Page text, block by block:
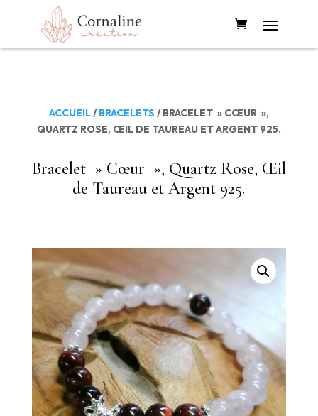
ACCUEIL/ BRACELETS / BRACELET » CŒUR »,
QUARTZ ROSE, ŒIL DE TAUREAU ET ARGENT 925.
Bracelet » Cœur », Quartz Rose, Œil
de Taureau et Argent 925.